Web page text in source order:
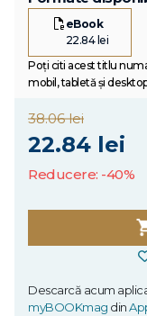
eBook
22.84 lei
Poți citi acest titlu
mobil, tabletă și
38.06 lei
22.84 lei
Reducere: -40%
Descarcă acum
myBOOKmag din